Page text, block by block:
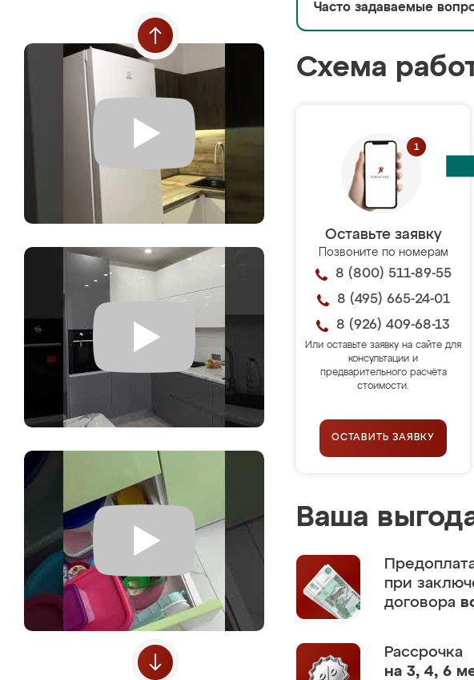
Часто задаваемые
Схема
Оставьте заявку
Позвоните по номерам
8 (800) 511-89-55
8 (495) 665-24-01
8 (926) 409-68-13
Или оставьте заявку на сайте для
консультации и
предварительного расчёта
стоимости.
ОСТАВИТЬ ЗАЯВКУ
Ваша
при
договора
Рассрочка
на 3, 4, 6